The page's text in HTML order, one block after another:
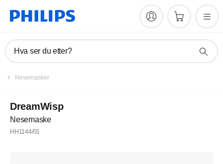
Hva ser du etter?
Nesemasker
DreamWisp
Nesemaske
HH1144/01